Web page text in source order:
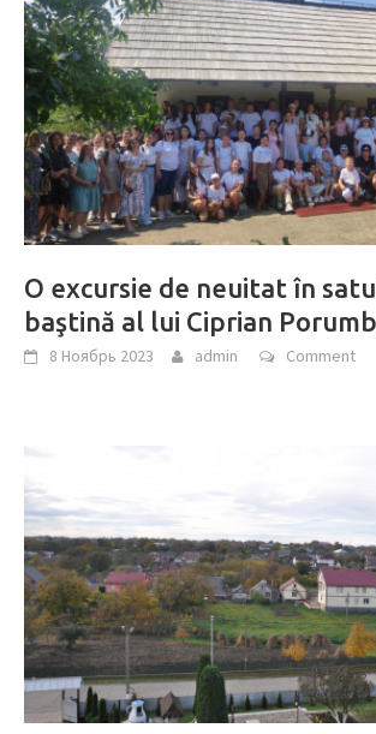
O excursie de neuitat în
baştină al lui Ciprian
8 Ноябрь 2023 admin Comment